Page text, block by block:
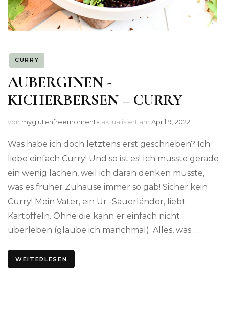
CURRY
AUBERGINEN -
KICHERBERSEN – CURRY
von myglutenfreemoments aktualisiert am April 9, 2022
Was habe ich doch letztens erst geschrieben? Ich
liebe einfach Curry! Und so ist es! Ich musste gerade
ein wenig lachen, weil ich daran denken musste,
was es früher Zuhause immer so gab! Sicher kein
Curry! Mein Vater, ein Ur -Sauerländer, liebt
Kartoffeln. Ohne die kann er einfach nicht
überleben (glaube ich manchmal). Alles, was …
WEITERLESEN